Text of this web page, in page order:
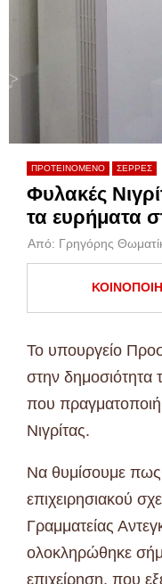
ΠΡΟΤΕΙΝΟΜΕΝΟ ΣΕΡΡΕΣ
Φυλακές
τα ευρήματα
Από: Γρηγόρης
Το υπουργείο
στην
που
Νιγρίτας.
Να θυμίσουμε πως
επιχειρησιακού
Γραμματείας
ολοκληρώθηκε
επιχείρηση, που